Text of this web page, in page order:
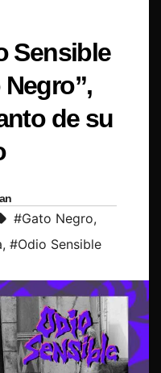
Sensible
de su
#Gato Negro,
, #Odio Sensible